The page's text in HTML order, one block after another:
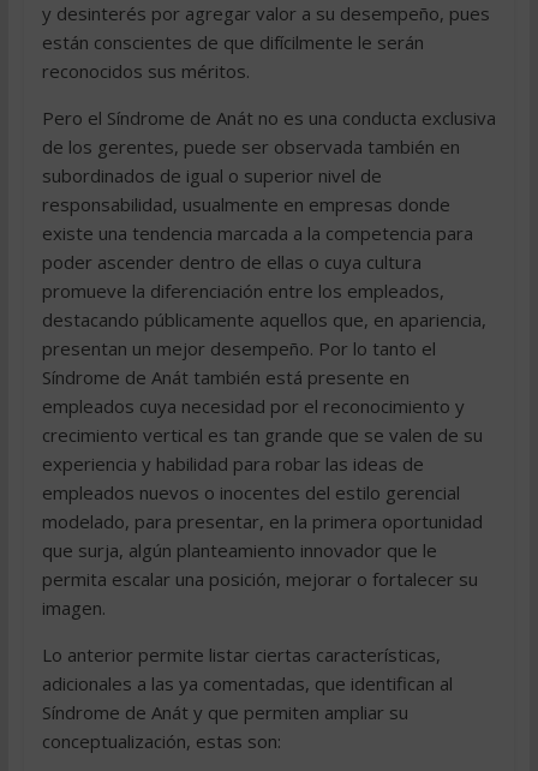
y desinterés por agregar valor a su desempeño, pues
están conscientes de que difícilmente le serán
reconocidos sus méritos.
Pero el Síndrome de Anát no es una conducta exclusiva
de los gerentes, puede ser observada también en
subordinados de igual o superior nivel de
responsabilidad, usualmente en empresas donde
existe una tendencia marcada a la competencia para
poder ascender dentro de ellas o cuya cultura
promueve la diferenciación entre los empleados,
destacando públicamente aquellos que, en apariencia,
presentan un mejor desempeño. Por lo tanto el
Síndrome de Anát también está presente en
empleados cuya necesidad por el reconocimiento y
crecimiento vertical es tan grande que se valen de su
experiencia y habilidad para robar las ideas de
empleados nuevos o inocentes del estilo gerencial
modelado, para presentar, en la primera oportunidad
que surja, algún planteamiento innovador que le
permita escalar una posición, mejorar o fortalecer su
imagen.
Lo anterior permite listar ciertas características,
adicionales a las ya comentadas, que identifican al
Síndrome de Anát y que permiten ampliar su
conceptualización, estas son: